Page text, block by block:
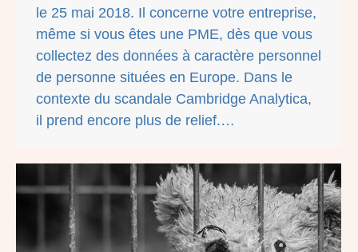
le 25 mai 2018. Il concerne votre entreprise,
même si vous êtes une PME, dès que vous
collectez des données à caractère personnel
de personne situées en Europe. Dans le
contexte du scandale Cambridge Analytica,
il prend encore plus de relief.…